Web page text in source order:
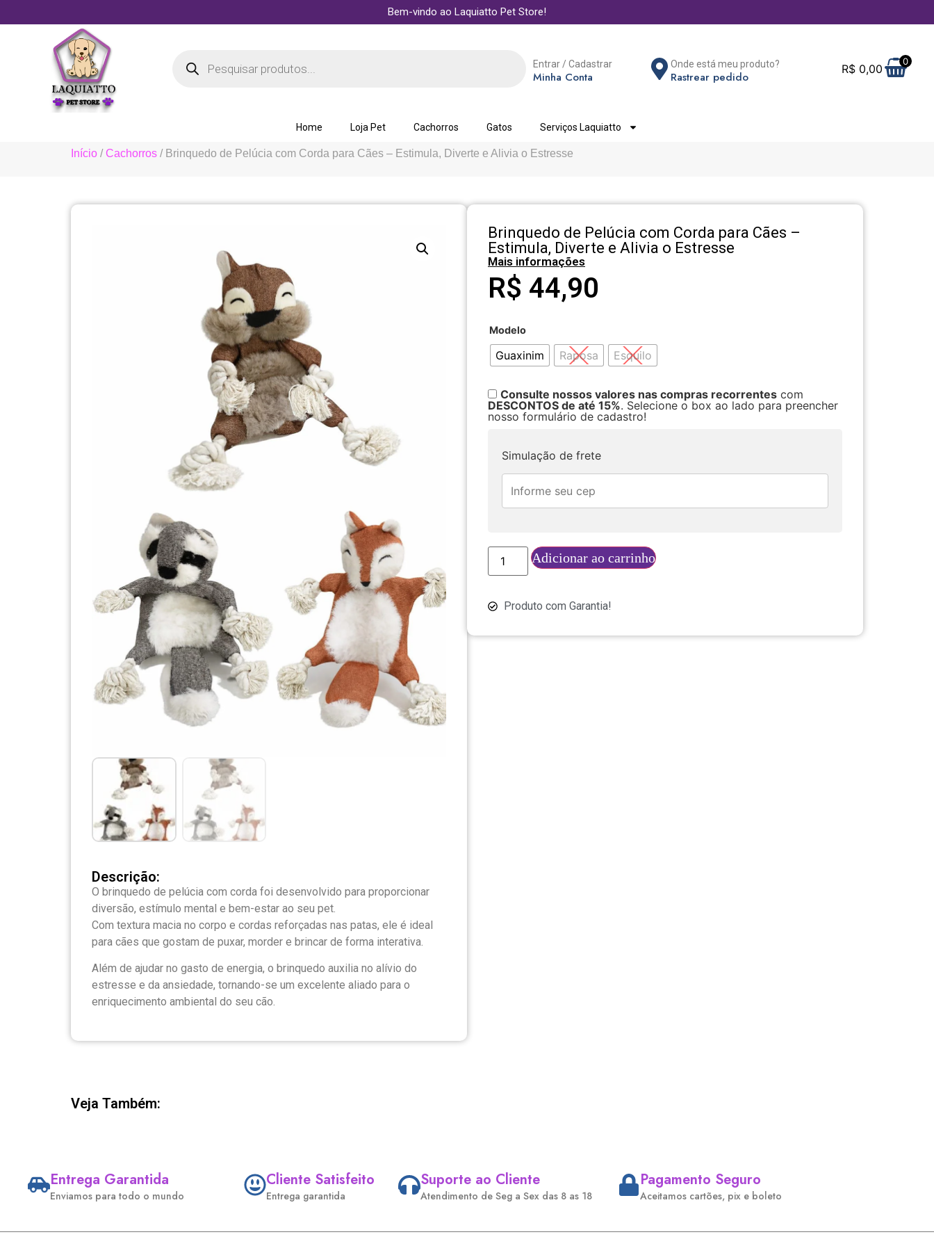
Bem-vindo ao Laquiatto Pet Store!
Entrar / Cadastrar
Minha Conta
Onde está meu produto?
Rastrear pedido
R$ 0,00
0
Home Loja Pet Cachorros Gatos Serviços Laquiatto
Início /Cachorros / Brinquedo de Pelúcia com Corda para Cães – Estimula, Diverte e Alivia o Estresse
Descrição:
O brinquedo de pelúcia com corda foi desenvolvido para proporcionar
diversão, estímulo mental e bem-estar ao seu pet.
Com textura macia no corpo e cordas reforçadas nas patas, ele é ideal
para cães que gostam de puxar, morder e brincar de forma interativa.
Além de ajudar no gasto de energia, o brinquedo auxilia no alívio do
estresse e da ansiedade, tornando-se um excelente aliado para o
enriquecimento ambiental do seu cão.
Brinquedo de Pelúcia com Corda para Cães –
Estimula, Diverte e Alivia o Estresse
Mais informações
R$ 44,90
Modelo
Guaxinim Raposa Esquilo
Consulte nossos valores nas compras recorrentes com
DESCONTOS de até 15%. Selecione o box ao lado para preencher
nosso formulário de cadastro!
Simulação de frete
Adicionar ao carrinho
Produto com Garantia!
Veja Também:
Entrega Garantida
Enviamos para todo o mundo
Cliente Satisfeito
Entrega garantida
Suporte ao Cliente
Atendimento de Seg a Sex das 8 as 18
Pagamento Seguro
Aceitamos cartões, pix e boleto